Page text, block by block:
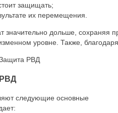
защищать;
их перемещения.
значительно дольше, сохраняя
уровне. Также,
следующие основные